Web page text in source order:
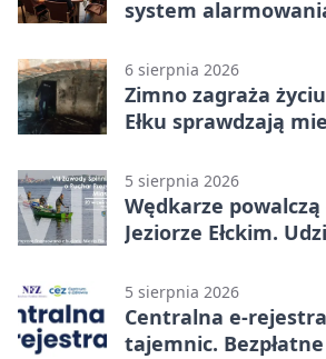
system
6 sierpnia 2026
Zimno zagraża
Ełku sprawdzają
5 sierpnia 2026
Wędkarze
Jeziorze Ełckim.
5 sierpnia 2026
Centralna e-
tajemnic.